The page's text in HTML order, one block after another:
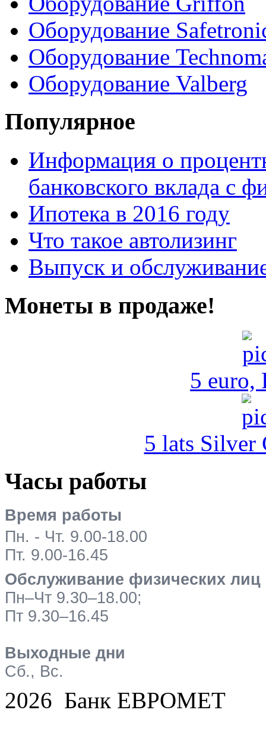
Оборудование
Оборудование
Оборудование Valberg
Популярное
Информация о
банковского вклада с
Ипотека в 2016 году
Что такое автолизинг
Выпуск и
Монеты в продаже!
5 euro,
5 lats Silver
Часы работы
Время работы
Пн. - Чт. 9.00-18.00
Пт. 9.00-16.45
Обслуживание физических лиц
Пн–Чт 9.30–18.00;
Пт 9.30–16.45
Выходные дни
Сб., Вс.
2026 Банк ЕВРОМЕТ